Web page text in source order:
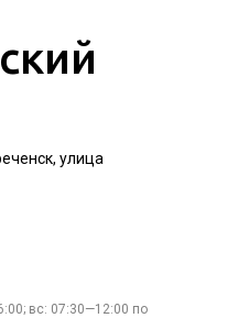
улица
вс: 07:30—12:00 по